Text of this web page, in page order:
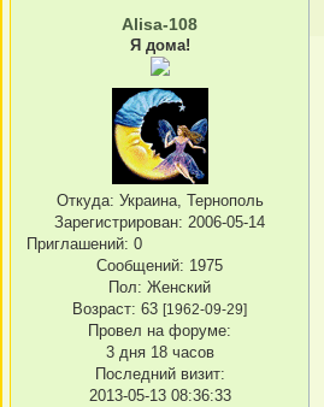
Alisa-108
Я дома!
Откуда: Украина, Тернополь
Зарегистрирован: 2006-05-14
Приглашений: 0
Сообщений: 1975
Пол: Женский
Возраст: 63 [1962-09-29]
Провел на форуме:
3 дня 18 часов
Последний визит:
2013-05-13 08:36:33